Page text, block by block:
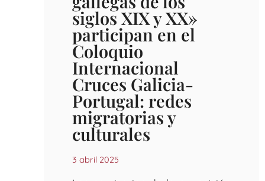
siglos XIX y XX»
participan en el
Coloquio
Internacional
Cruces Galicia-
Portugal: redes
migratorias y
culturales
3 abril 2025